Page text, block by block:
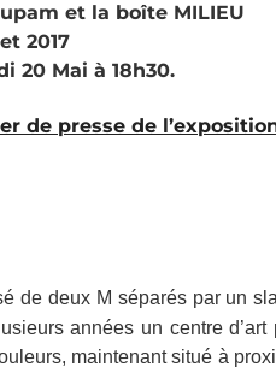
et la boîte MILIEU
2017
20 Mai à 18h30.
de presse de
de deux M séparés par un
années un centre
maintenant situé à